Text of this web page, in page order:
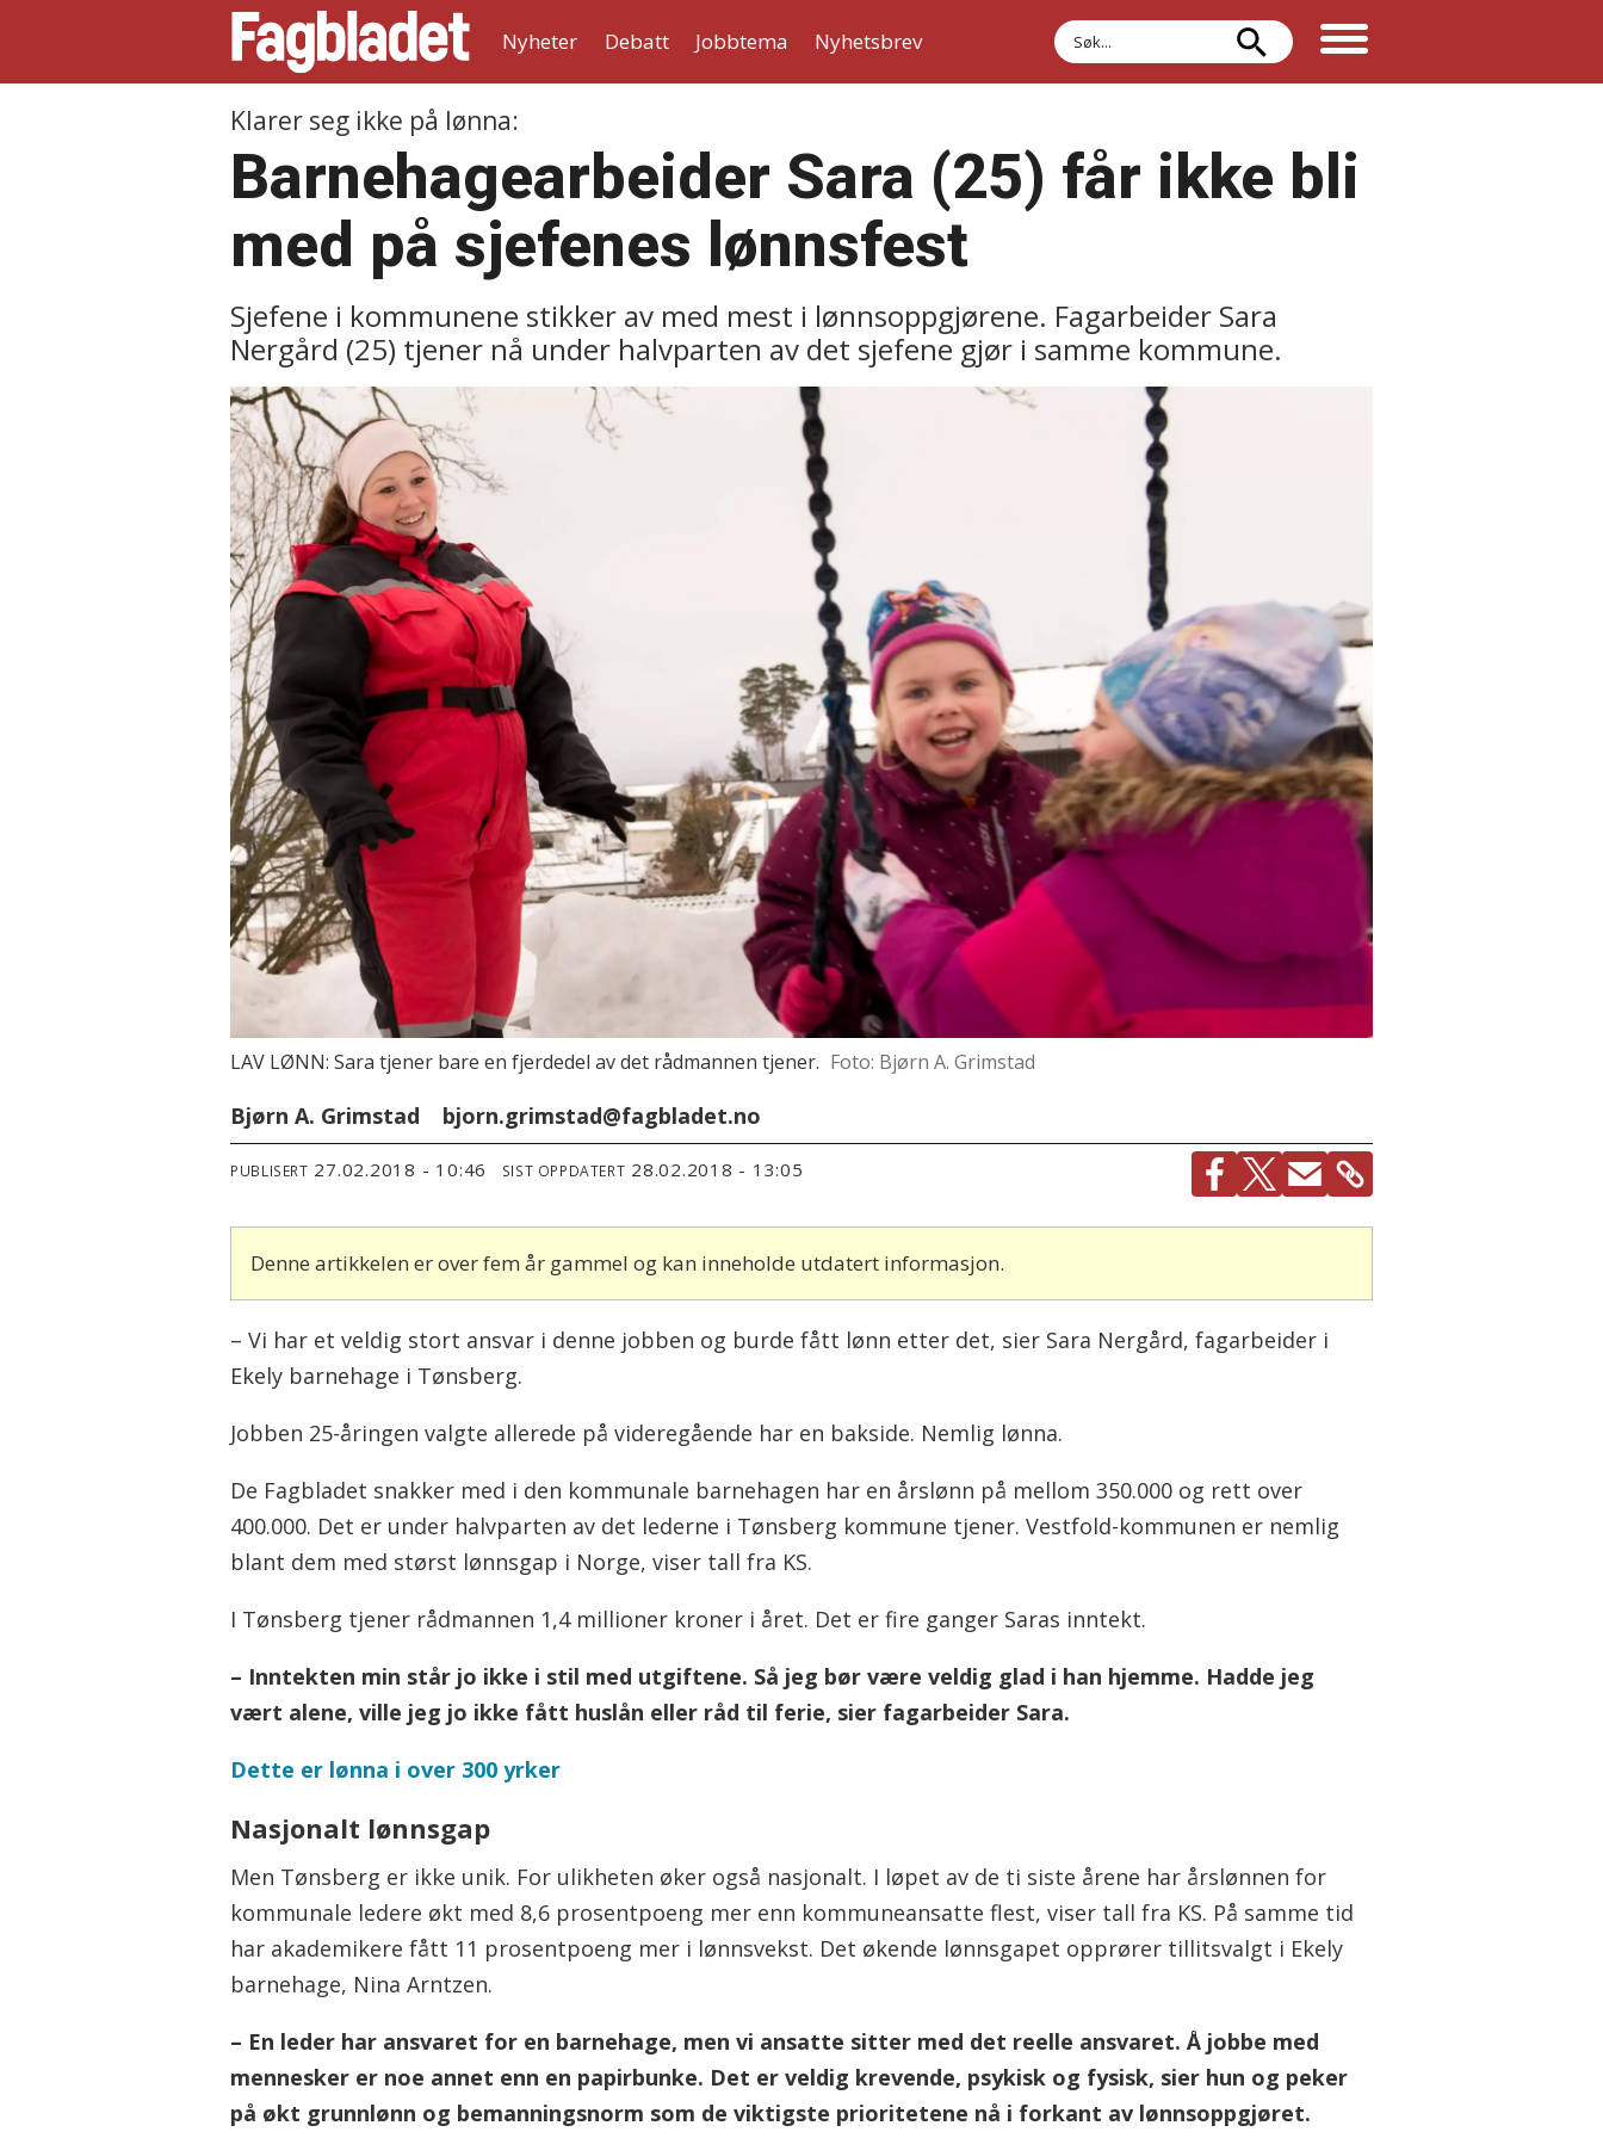
Nyheter Debatt Jobbtema Nyhetsbrev
Søk
Klarer seg ikke på lønna:
Barnehagearbeider Sara (25) får ikke bli
med på sjefenes lønnsfest
Sjefene i kommunene stikker av med mest i lønnsoppgjørene. Fagarbeider Sara
Nergård (25) tjener nå under halvparten av det sjefene gjør i samme kommune.
LAV LØNN: Sara tjener bare en fjerdedel av det rådmannen tjener. Foto: Bjørn A. Grimstad
Bjørn A. Grimstad bjorn.grimstad@fagbladet.no
PUBLISERT 27.02.2018 - 10:46 SIST OPPDATERT 28.02.2018 - 13:05
Denne artikkelen er over fem år gammel og kan inneholde utdatert informasjon.
– Vi har et veldig stort ansvar i denne jobben og burde fått lønn etter det, sier Sara Nergård, fagarbeider i
Ekely barnehage i Tønsberg.
Jobben 25-åringen valgte allerede på videregående har en bakside. Nemlig lønna.
De Fagbladet snakker med i den kommunale barnehagen har en årslønn på mellom 350.000 og rett over
400.000. Det er under halvparten av det lederne i Tønsberg kommune tjener. Vestfold-kommunen er nemlig
blant dem med størst lønnsgap i Norge, viser tall fra KS.
I Tønsberg tjener rådmannen 1,4 millioner kroner i året. Det er fire ganger Saras inntekt.
– Inntekten min står jo ikke i stil med utgiftene. Så jeg bør være veldig glad i han hjemme. Hadde jeg
vært alene, ville jeg jo ikke fått huslån eller råd til ferie, sier fagarbeider Sara.
Dette er lønna i over 300 yrker
Nasjonalt lønnsgap
Men Tønsberg er ikke unik. For ulikheten øker også nasjonalt. I løpet av de ti siste årene har årslønnen for
kommunale ledere økt med 8,6 prosentpoeng mer enn kommuneansatte flest, viser tall fra KS. På samme tid
har akademikere fått 11 prosentpoeng mer i lønnsvekst. Det økende lønnsgapet opprører tillitsvalgt i Ekely
barnehage, Nina Arntzen.
– En leder har ansvaret for en barnehage, men vi ansatte sitter med det reelle ansvaret. Å jobbe med
mennesker er noe annet enn en papirbunke. Det er veldig krevende, psykisk og fysisk, sier hun og peker
på økt grunnlønn og bemanningsnorm som de viktigste prioritetene nå i forkant av lønnsoppgjøret.